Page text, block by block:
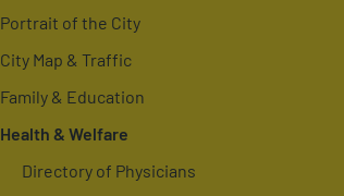
Portrait of the City
City Map & Traffic
Family & Education
Health & Welfare
Directory of Physicians